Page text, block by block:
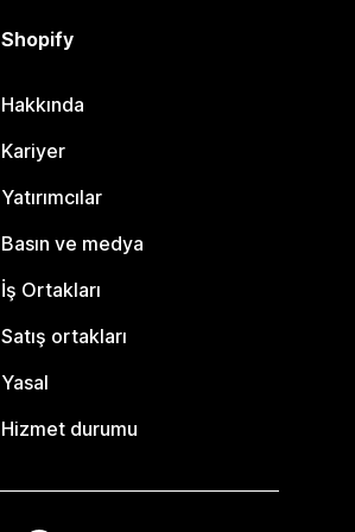
Shopify
Hakkında
Kariyer
Yatırımcılar
Basın ve medya
İş Ortakları
Satış ortakları
Yasal
Hizmet durumu